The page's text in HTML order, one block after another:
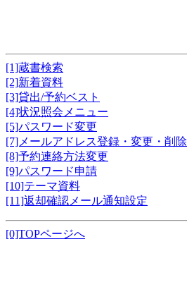
[1]蔵書検索
[2]新着資料
[3]貸出/予約ベスト
[4]状況照会メニュー
[5]パスワード変更
[7]メールアドレス登録・変更・削除
[8]予約連絡方法変更
[9]パスワード申請
[10]テーマ資料
[11]返却確認メール通知設定
[0]TOPページへ